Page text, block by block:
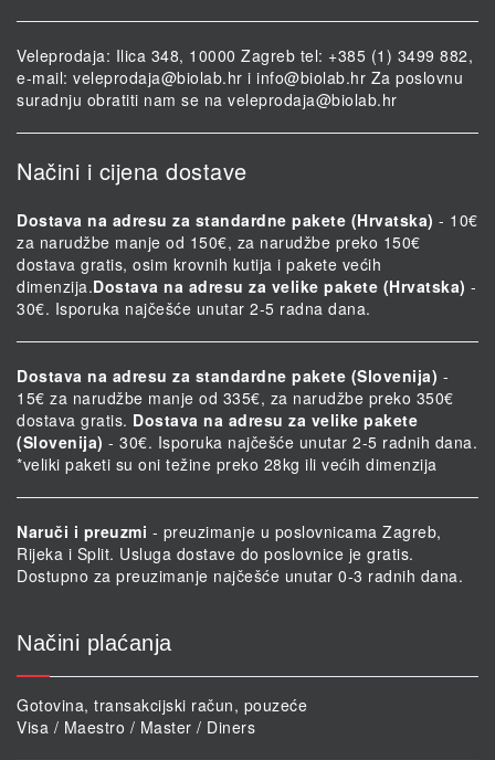
Veleprodaja: Ilica 348, 10000 Zagreb tel: +385 (1) 3499 882,
e-mail: veleprodaja@biolab.hr i info@biolab.hr Za poslovnu
suradnju obratiti nam se na veleprodaja@biolab.hr
Načini i cijena dostave
Dostava na adresu za standardne pakete (Hrvatska) - 10€
za narudžbe manje od 150€, za narudžbe preko 150€
dostava gratis, osim krovnih kutija i pakete većih
dimenzija.Dostava na adresu za velike pakete (Hrvatska) -
30€. Isporuka najčešće unutar 2-5 radna dana.
Dostava na adresu za standardne pakete (Slovenija) -
15€ za narudžbe manje od 335€, za narudžbe preko 350€
dostava gratis. Dostava na adresu za velike pakete
(Slovenija) - 30€. Isporuka najčešće unutar 2-5 radnih dana.
*veliki paketi su oni težine preko 28kg ili većih dimenzija
Naruči i preuzmi - preuzimanje u poslovnicama Zagreb,
Rijeka i Split. Usluga dostave do poslovnice je gratis.
Dostupno za preuzimanje najčešće unutar 0-3 radnih dana.
Načini plaćanja
Gotovina, transakcijski račun, pouzeće
Visa / Maestro / Master / Diners